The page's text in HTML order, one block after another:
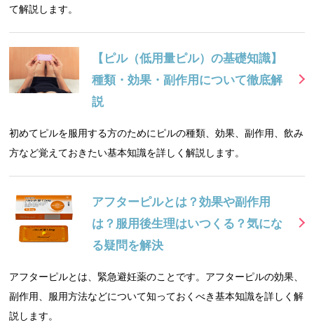
て解説します。
【ピル（低用量ピル）の基礎知識】
種類・効果・副作用について徹底解
説
初めてピルを服用する方のためにピルの種類、効果、副作用、飲み
方など覚えておきたい基本知識を詳しく解説します。
アフターピルとは？効果や副作用
は？服用後生理はいつくる？気にな
る疑問を解決
アフターピルとは、緊急避妊薬のことです。アフターピルの効果、
副作用、服用方法などについて知っておくべき基本知識を詳しく解
説します。